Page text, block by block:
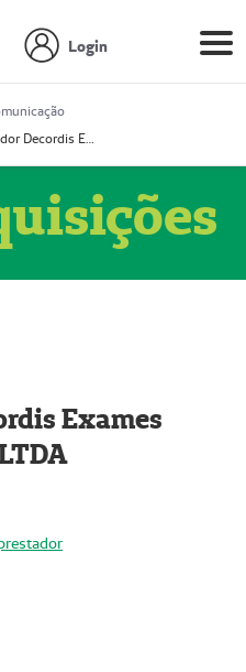
Login
Prestador Decordis Exames Cardiológicos LTDA (51004346-0)
Exames